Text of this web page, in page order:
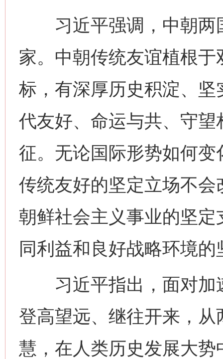
习近平强调，中朝两
家。中朝传统友谊植根
标，有深厚历史积淀、
代友好、命运与共、守
征。无论国际形势如何
传统友好的坚定立场不
朝鲜社会主义事业的坚
同利益和良好战略环境
习近平指出，面对加
登高望远、继往开来，
慧，在人类历史发展大